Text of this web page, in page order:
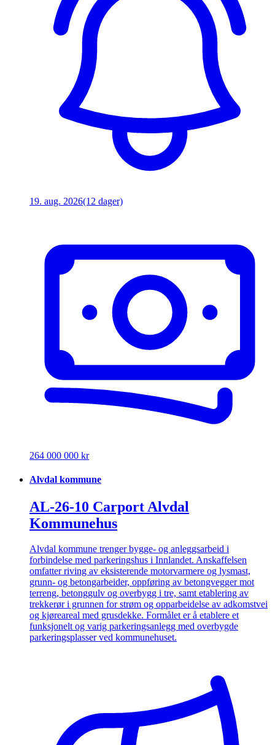
19. aug. 2026(12 dager)
264 000 000 kr
Alvdal kommune
AL-26-10 Carport Alvdal
Kommunehus
Alvdal kommune trenger bygge- og anleggsarbeid i
forbindelse med parkeringshus i Innlandet. Anskaffelsen
omfatter riving av eksisterende motorvarmere og lysmast,
grunn- og betongarbeider, oppføring av betongvegger mot
terreng, betonggulv og overbygg i tre, samt etablering av
trekkerør i grunnen for strøm og opparbeidelse av adkomstvei
og kjøreareal med grusdekke. Formålet er å etablere et
funksjonelt og varig parkeringsanlegg med overbygde
parkeringsplasser ved kommunehuset.